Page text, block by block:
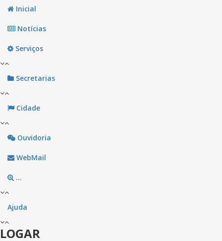
Inicial
Notícias
Serviços
Secretarias
Cidade
Ouvidoria
WebMail
...
Ajuda
LOGAR